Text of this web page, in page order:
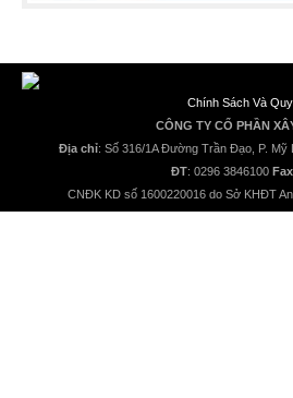
Chính Sách Và
CÔNG TY CỔ PHẦN
Địa chỉ: Số 316/1A Đường Trần Đạo, P. Mỹ
ĐT: 0296 3846100 Fax
CNĐK KD số 1600220016 do Sở KHĐT